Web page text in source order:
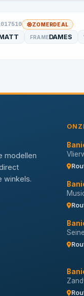
ZOMERDEAL
FRAMEDAMES
modellen
winkels.